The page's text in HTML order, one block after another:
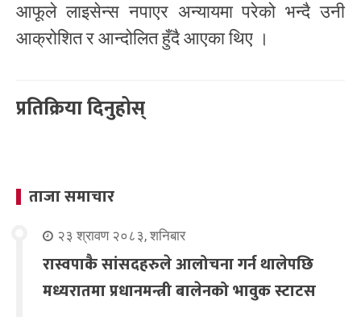
आफूले लाइसेन्स नपाएर अन्यायमा परेको भन्दै उनी
आक्रोशित र आन्दोलित हुँदै आएका थिए ।
प्रतिक्रिया दिनुहोस्
ताजा समाचार
२३ श्रावण २०८३, शनिबार
रास्वपाकै सांसदहरुले आलोचना गर्न थालेपछि
मध्यरातमा प्रधानमन्त्री बालेनको भावुक स्टाटस